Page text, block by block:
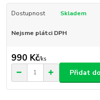
Dostupnost Skladem
Nejsme plátci DPH
990 Kč/ks
Přidat